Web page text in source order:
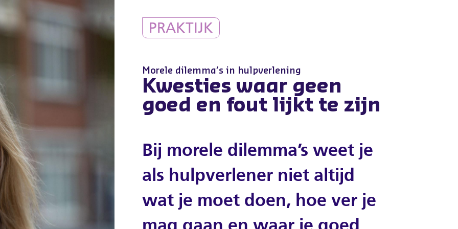
PRAKTIJK
Morele dilemma’s in hulpverlening
Kwesties waar geen
goed en fout lijkt te zijn
Bij morele dilemma’s weet je
als hulpverlener niet altijd
wat je moet doen, hoe ver je
mag gaan en waar je goed